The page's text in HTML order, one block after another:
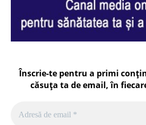
Înscrie-te pentru a primi
căsuța ta de email, în